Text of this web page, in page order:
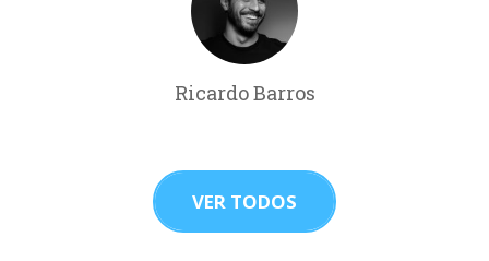
Ricardo Barros
VER TODOS